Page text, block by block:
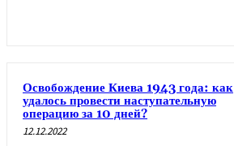
Освобождение Киева 1943 года: как
удалось провести наступательную
операцию за 10 дней?
12.12.2022